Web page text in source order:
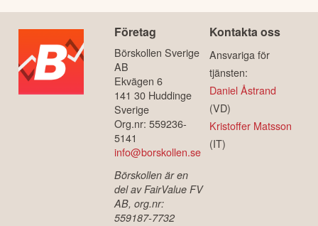
Företag
Börskollen Sverige
AB
Ekvägen 6
141 30 Huddinge
Sverige
Org.nr: 559236-
5141
info@borskollen.se
Börskollen är en
del av FairValue FV
AB, org.nr:
559187-7732
Kontakta oss
Ansvariga för
tjänsten:
Daniel Åstrand
(VD)
Kristoffer Matsson
(IT)